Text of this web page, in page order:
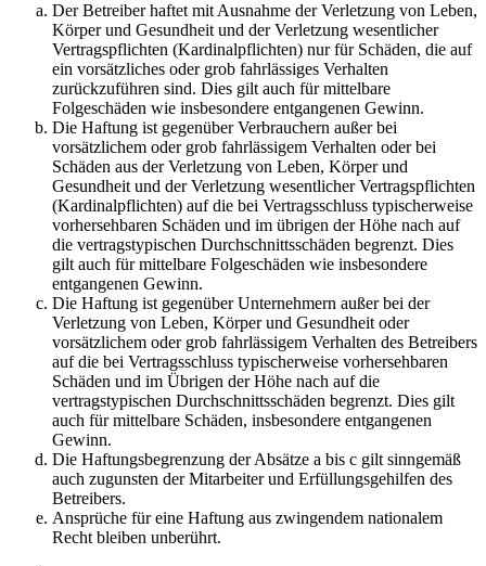
Der Betreiber haftet mit Ausnahme der Verletzung von Leben,
Körper und Gesundheit und der Verletzung wesentlicher
Vertragspflichten (Kardinalpflichten) nur für Schäden, die auf
ein vorsätzliches oder grob fahrlässiges Verhalten
zurückzuführen sind. Dies gilt auch für mittelbare
Folgeschäden wie insbesondere entgangenen Gewinn.
Die Haftung ist gegenüber Verbrauchern außer bei
vorsätzlichem oder grob fahrlässigem Verhalten oder bei
Schäden aus der Verletzung von Leben, Körper und
Gesundheit und der Verletzung wesentlicher Vertragspflichten
(Kardinalpflichten) auf die bei Vertragsschluss typischerweise
vorhersehbaren Schäden und im übrigen der Höhe nach auf
die vertragstypischen Durchschnittsschäden begrenzt. Dies
gilt auch für mittelbare Folgeschäden wie insbesondere
entgangenen Gewinn.
Die Haftung ist gegenüber Unternehmern außer bei der
Verletzung von Leben, Körper und Gesundheit oder
vorsätzlichem oder grob fahrlässigem Verhalten des Betreibers
auf die bei Vertragsschluss typischerweise vorhersehbaren
Schäden und im Übrigen der Höhe nach auf die
vertragstypischen Durchschnittsschäden begrenzt. Dies gilt
auch für mittelbare Schäden, insbesondere entgangenen
Gewinn.
Die Haftungsbegrenzung der Absätze a bis c gilt sinngemäß
auch zugunsten der Mitarbeiter und Erfüllungsgehilfen des
Betreibers.
Ansprüche für eine Haftung aus zwingendem nationalem
Recht bleiben unberührt.